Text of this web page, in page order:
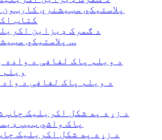
د ګمرک ډیزاین
پلاستيکي سټیشنري کارتن ...
د زړه په شکل اکریلیک